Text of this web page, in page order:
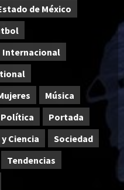
de México
Internacional
Música
Política
Portada
Ciencia
Sociedad
Tendencias